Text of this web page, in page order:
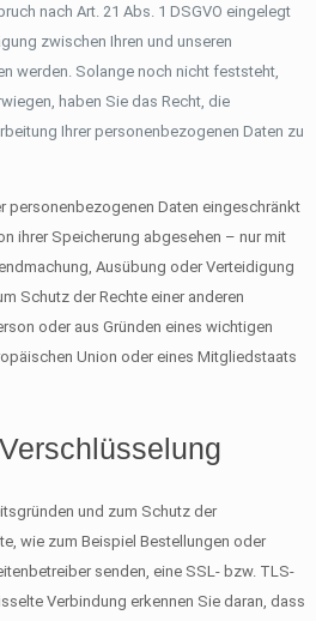
nach Art. 21 Abs. 1 DSGVO eingelegt
zwischen Ihren und unseren
werden. Solange noch nicht feststeht,
haben Sie das Recht, die
Ihrer personenbezogenen Daten zu
personenbezogenen Daten eingeschränkt
ihrer Speicherung abgesehen – nur mit
Ausübung oder Verteidigung
Schutz der Rechte einer anderen
oder aus Gründen eines wichtigen
Union oder eines Mitgliedstaats
und zum Schutz der
wie zum Beispiel Bestellungen oder
senden, eine SSL- bzw. TLS-
Verbindung erkennen Sie daran, dass